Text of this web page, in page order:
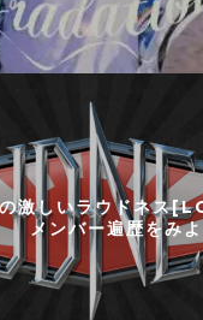
激しいラウドネス
メンバー遍歴をみよ